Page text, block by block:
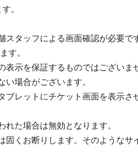
。
スタッフによる画面確認が必要
す。
表示を保証するものではござい
場合がございます。
ブレットにチケット画面を表示
れた場合は無効となります。
固くお断りします。そのような